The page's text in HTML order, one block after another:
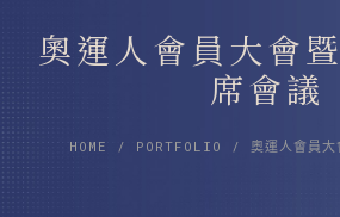
奧運人會員大會
席會議
HOME / PORTFOLIO / 奧運人會員